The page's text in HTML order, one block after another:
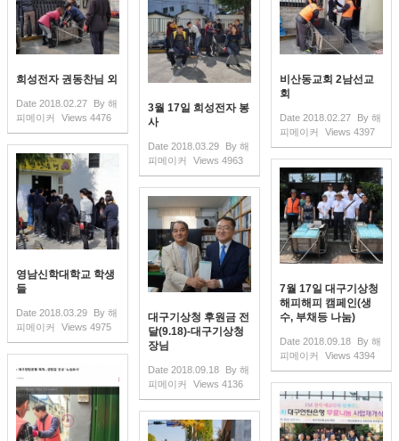
희성전자 권동찬님 외
Date 2018.02.27 By 해
피메이커
Views 4476
비산동교회 2남선교
회
Date 2018.02.27 By 해
피메이커
Views 4397
3월 17일 희성전자 봉
사
Date 2018.03.29 By 해
피메이커
Views 4963
영남신학대학교 학생
들
Date 2018.03.29 By 해
피메이커
Views 4975
7월 17일 대구기상청
해피해피 캠페인(생
수, 부채등 나눔)
Date 2018.09.18 By 해
피메이커
Views 4394
대구기상청 후원금 전
달(9.18)-대구기상청
장님
Date 2018.09.18 By 해
피메이커
Views 4136